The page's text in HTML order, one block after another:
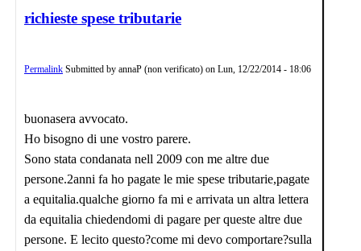
richieste spese tributarie
Permalink Submitted by annaP (non verificato) on Lun, 12/22/2014 - 18:06
buonasera avvocato.
Ho bisogno di une vostro parere.
Sono stata condanata nell 2009 con me altre due
persone.2anni fa ho pagate le mie spese tributarie,pagate
a equitalia.qualche giorno fa mi e arrivata un altra lettera
da equitalia chiedendomi di pagare per queste altre due
persone. E lecito questo?come mi devo comportare?sulla